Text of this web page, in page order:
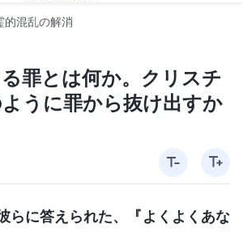
的混乱の解消
罪とは何か。クリスチ
うに罪から抜け出すか
らに答えられた、『よくよくあな